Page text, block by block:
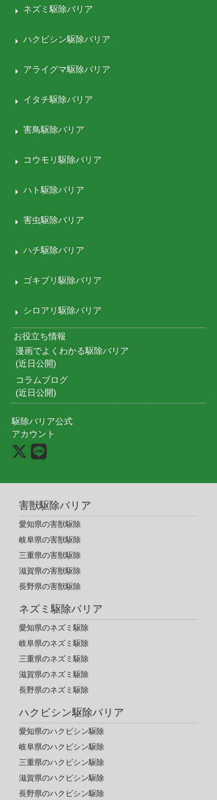
ネズミ駆除バリア
ハクビシン駆除バリア
アライグマ駆除バリア
イタチ駆除バリア
害鳥駆除バリア
コウモリ駆除バリア
ハト駆除バリア
害虫駆除バリア
ハチ駆除バリア
ゴキブリ駆除バリア
シロアリ駆除バリア
お役立ち情報
漫画でよくわかる駆除バリア
(近日公開)
コラムブログ
(近日公開)
駆除バリア公式
アカウント
害獣駆除バリア
愛知県の害獣駆除
岐阜県の害獣駆除
三重県の害獣駆除
滋賀県の害獣駆除
長野県の害獣駆除
ネズミ駆除バリア
愛知県のネズミ駆除
岐阜県のネズミ駆除
三重県のネズミ駆除
滋賀県のネズミ駆除
長野県のネズミ駆除
ハクビシン駆除バリア
愛知県のハクビシン駆除
岐阜県のハクビシン駆除
三重県のハクビシン駆除
滋賀県のハクビシン駆除
長野県のハクビシン駆除